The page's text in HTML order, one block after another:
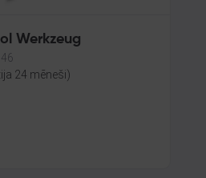
Werkzeug
24 mēneši)